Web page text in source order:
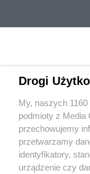
Wydawca mediów
Drogi
My, naszych
podmioty z Media
przechowujemy
przetwarzamy
identyfikatory,
urządzenie czy